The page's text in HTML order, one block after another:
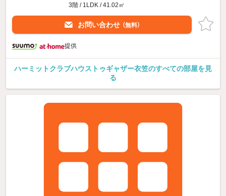
3階 / 1LDK / 41.02㎡
お問い合わせ （無料）
提供
ハーミットクラブハウストゥギャザー衣笠のすべての部屋を見
る